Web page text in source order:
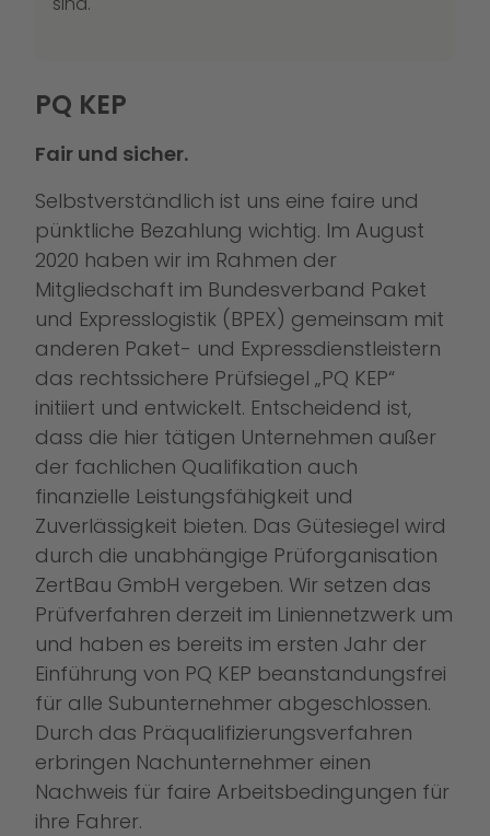
PQ KEP
Fair und sicher.
Selbstverständlich ist uns eine faire und
pünktliche Bezahlung wichtig. Im August
2020 haben wir im Rahmen der
Mitgliedschaft im Bundesverband Paket
und Expresslogistik (BPEX) gemeinsam mit
anderen Paket- und Expressdienstleistern
das rechtssichere Prüfsiegel „PQ KEP“
initiiert und entwickelt. Entscheidend ist,
dass die hier tätigen Unternehmen außer
der fachlichen Qualifikation auch
finanzielle Leistungsfähigkeit und
Zuverlässigkeit bieten. Das Gütesiegel wird
durch die unabhängige Prüforganisation
ZertBau GmbH vergeben. Wir setzen das
Prüfverfahren derzeit im Liniennetzwerk um
und haben es bereits im ersten Jahr der
Einführung von PQ KEP beanstandungsfrei
für alle Subunternehmer abgeschlossen.
Durch das Präqualifizierungsverfahren
erbringen Nachunternehmer einen
Nachweis für faire Arbeitsbedingungen für
ihre Fahrer.